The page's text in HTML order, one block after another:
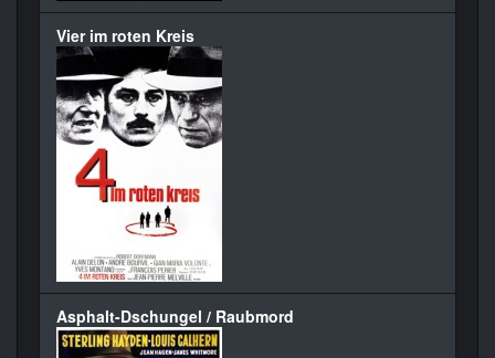
Vier im roten Kreis
Asphalt-Dschungel / Raubmord